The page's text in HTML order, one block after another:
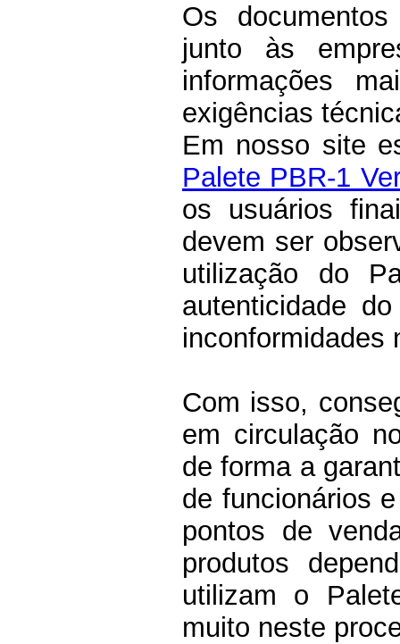
Os
junto às
informações
exigências
Em nosso site
Palete PBR-1
os usuários
devem ser
utilização do
autenticidade
inconformidades
Com isso,
em circulação
de forma a
de funcionários
pontos de
produtos
utilizam o
muito neste